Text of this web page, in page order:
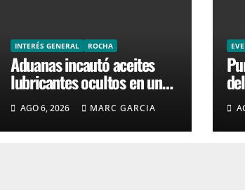
INTERÉS GENERAL ROCHA
Aduanas incautó aceites
lubricantes ocultos en un
ómnibus
interdepartamental
AGO 6, 2026 MARC GARCIA